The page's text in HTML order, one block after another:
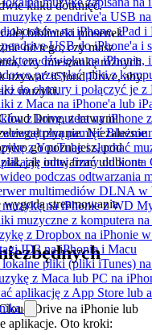
muzykę z pendrive'a USB
na iPhone, iPad
pendrive USB do iPhone'a i
dźwięku na
przesyłać pliki z
do chmury i połączyć je
z Maca na iPhone'a lub
z komputera na iPhone
wewnętrzną pamięć
z YouTube i słuchać
innej firmy od konta
podczas odtwarzania
multimediów DLNA
muzykę na iPhonie z WD
muzyczne z komputera
z Dropbox na iPhonie
ID3 na iPhonie i Macu
lokalne pliki (pliki iTunes)
z Maca lub PC na
aplikację z App Store
kilku dotknięć.
biblioteki piosenek
od tego, czy masz
czy mieszankę różnych
używać iCloud Drive, aby
muzyki.
Drive, z łatwymi
płynnie. Niezależnie
go poznajesz, pod
jak odtwarzać ulubione
streamowania
Drive na iPhonie lub
aplikacje. Oto kroki: